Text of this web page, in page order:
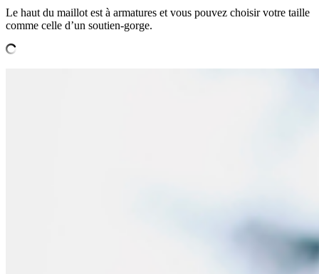
Le haut du maillot est à armatures et vous pouvez choisir votre taille
comme celle d’un soutien-gorge.